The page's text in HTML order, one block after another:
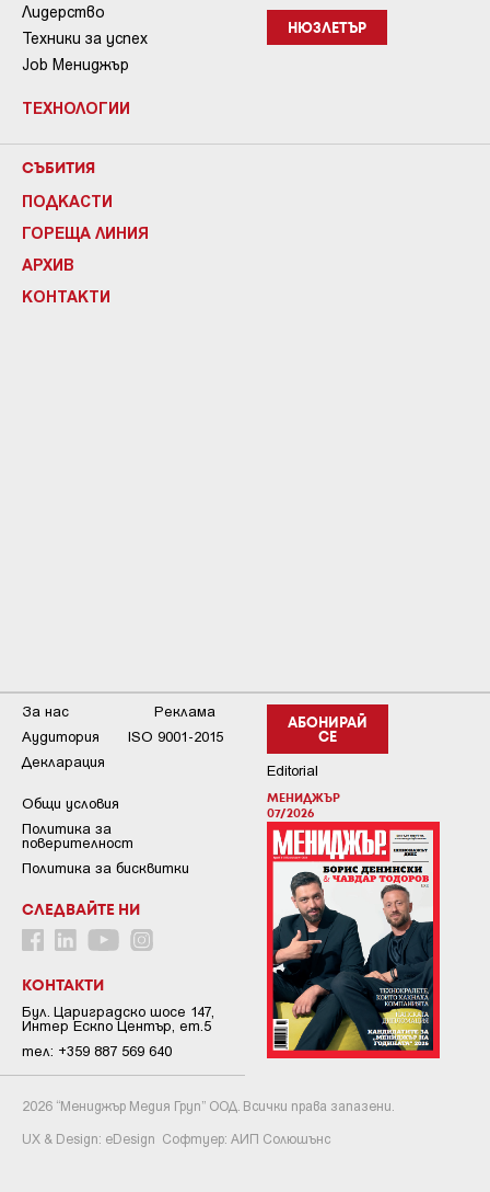
Лидерство
Техники за успех
Job Мениджър
ТЕХНОЛОГИИ
НЮЗЛЕТЪР
СЪБИТИЯ
ПОДКАСТИ
ГОРЕЩА ЛИНИЯ
АРХИВ
КОНТАКТИ
АБОНИРАЙ
СЕ
Editorial
МЕНИДЖЪР
07/2026
За нас
Реклама
Аудитория
ISO 9001-2015
Декларация
Общи условия
Пoлитикa зa
пoвepитeлнocт
Политика за бисквитки
СЛЕДВАЙТЕ НИ
КОНТАКТИ
Бул. Цариградско шосе 147,
Интер Ескпо Център, ет.5
тел: +359 887 569 640
2026 “Мениджър Медия Груп” ООД. Всички права запазени.
UX & Design: eDesign Софтуер: АИП Солюшънс